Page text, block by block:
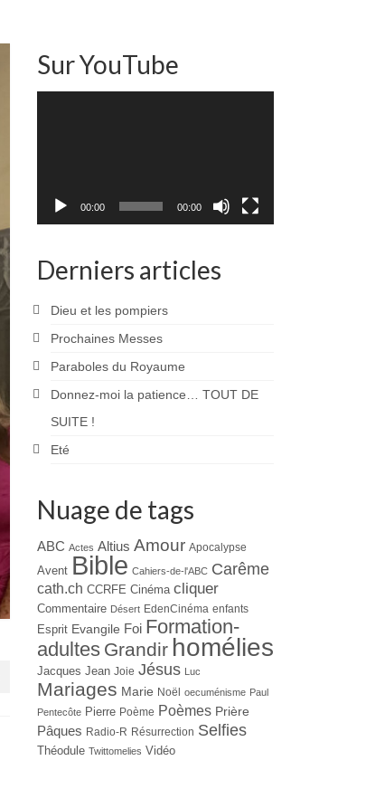
Sur YouTube
00:00 00:00
Derniers articles
Dieu et les pompiers
Prochaines Messes
Paraboles du Royaume
Donnez-moi la patience… TOUT DE
SUITE !
Eté
Nuage de tags
ABC Actes Altius Amour Apocalypse
Avent Bible Cahiers-de-l'ABC Carême
cath.ch CCRFE Cinéma cliquer
Commentaire Désert EdenCinéma enfants
Esprit Evangile Foi Formation-
adultes Grandir homélies
Jacques Jean Joie Jésus Luc
Mariages Marie Noël oecuménisme Paul
Pentecôte Pierre Poème Poèmes Prière
Pâques Radio-R Résurrection Selfies
Théodule Twittomelies Vidéo